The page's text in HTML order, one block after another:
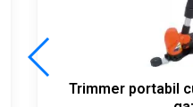
Trimmer portabil